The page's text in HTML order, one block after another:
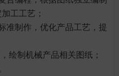
工工艺；
准制作，优化产品工艺，提
绘制机械产品相关图纸；